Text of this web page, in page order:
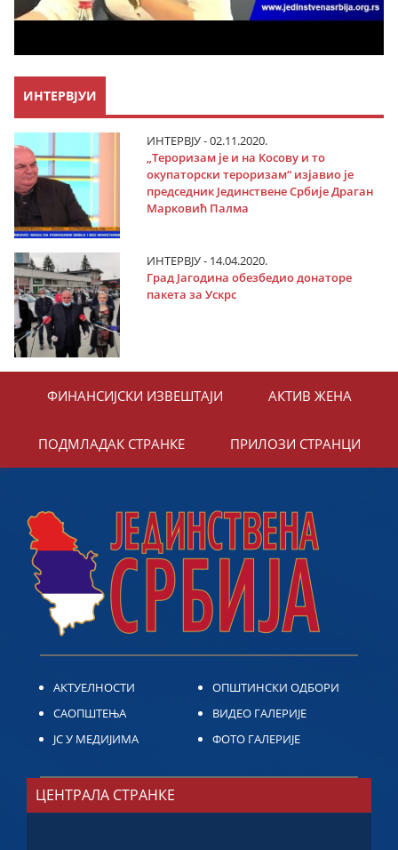
ИНТЕРВЈУИ
ИНТЕРВЈУ - 02.11.2020.
„Тероризам је и на Косову и то
окупаторски тероризам“ изјавио је
председник Јединствене Србије Драган
Марковић Палма
ИНТЕРВЈУ - 14.04.2020.
Град Јагодина обезбедио донаторе
пакета за Ускрс
ФИНАНСИЈСКИ ИЗВЕШТАЈИ АКТИВ ЖЕНА
ПОДМЛАДАК СТРАНКЕ ПРИЛОЗИ СТРАНЦИ
АКТУЕЛНОСТИ
САОПШТЕЊА
ЈС У МЕДИЈИМА
ОПШТИНСКИ ОДБОРИ
ВИДЕО ГАЛЕРИЈЕ
ФОТО ГАЛЕРИЈЕ
ЦЕНТРАЛА СТРАНКЕ